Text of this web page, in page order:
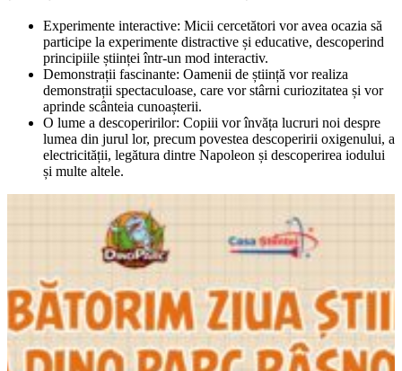
Experimente interactive: Micii cercetători vor avea ocazia să
participe la experimente distractive și educative, descoperind
principiile științei într-un mod interactiv.
Demonstrații fascinante: Oamenii de știință vor realiza
demonstrații spectaculoase, care vor stârni curiozitatea și vor
aprinde scânteia cunoașterii.
O lume a descoperirilor: Copiii vor învăța lucruri noi despre
lumea din jurul lor, precum povestea descoperirii oxigenului, a
electricității, legătura dintre Napoleon și descoperirea iodului
și multe altele.